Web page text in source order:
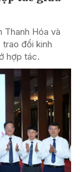
Thanh Hóa và
đổi kinh
hợp tác.